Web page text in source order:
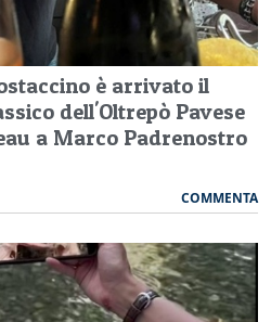
è arrivato il
dell'Oltrepò Pavese
a Marco Padrenostro
COMMENTA